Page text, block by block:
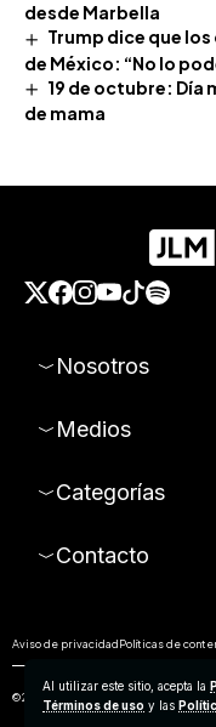
Al utilizar este sitio, acepta la
Términos de uso y las
desde Marbella
Trump dice que
de México: “No lo
19 de octubre: Día
de mama
Nosotros
Medios
Categorías
Contacto
Aviso de privacidadPolíticas de
© 2026 Todos los derechos reservados.
permiso expreso de